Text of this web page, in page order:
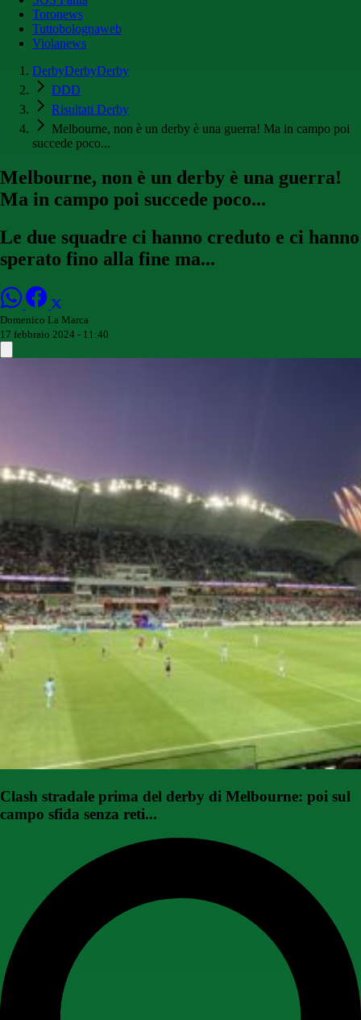
Toronews
Tuttobolognaweb
Violanews
DerbyDerbyDerby
DDD
Risultati Derby
Melbourne, non è un derby è una guerra! Ma in campo poi
succede poco...
Melbourne, non è un derby è una guerra!
Ma in campo poi succede poco...
Le due squadre ci hanno creduto e ci hanno
sperato fino alla fine ma...
Domenico La Marca
17 febbraio 2024 - 11:40
Clash stradale prima del derby di Melbourne: poi sul
campo sfida senza reti...